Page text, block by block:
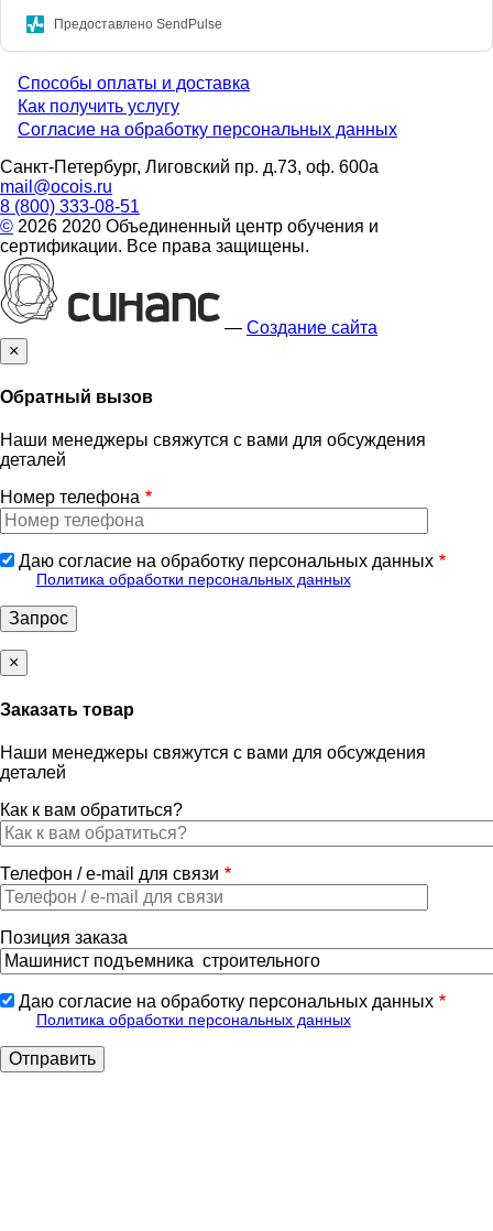
Предоставлено SendPulse
Menu
footer
Способы оплаты и доставка
Как получить услугу
Согласие на обработку персональных данных
Санкт-Петербург, Лиговский пр. д.73, оф. 600а
mail@ocois.ru
8 (800) 333-08-51
© 2026 2020 Объединенный центр обучения и
сертификации. Все права защищены.
— Создание сайта
×
Обратный вызов
Наши менеджеры свяжутся с вами для обсуждения
деталей
Номер телефона
Даю согласие на обработку персональных данных
Политика обработки персональных данных
×
Заказать товар
Наши менеджеры свяжутся с вами для обсуждения
деталей
Как к вам обратиться?
Телефон / e-mail для связи
Позиция заказа
Даю согласие на обработку персональных данных
Политика обработки персональных данных